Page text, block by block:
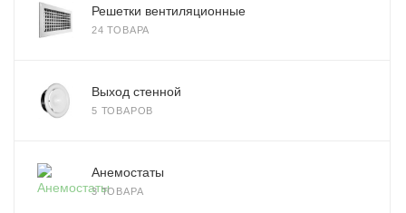
Решетки вентиляционные
24 ТОВАРА
Выход стенной
5 ТОВАРОВ
Анемостаты
3 ТОВАРА